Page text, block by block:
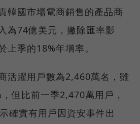
韓國市場電商銷售的產品商
為74億美元，撇除匯率影
上季的18%年增率。
活躍用戶數為2,460萬名，雖
但比前一季2,470萬用戶，
確實有用戶因資安事件出